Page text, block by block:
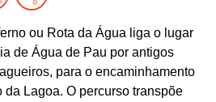
ou Rota da Água liga o lugar
de Água de Pau por antigos
para o encaminhamento
Lagoa. O percurso transpõe